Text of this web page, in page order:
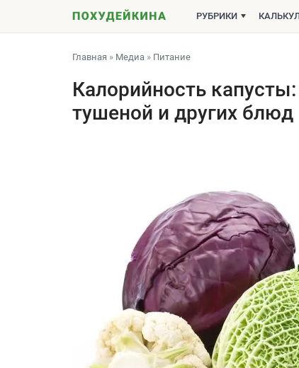
РУБРИКИ
Главная » Медиа » Питание
Калорийность
тушеной и других блюд